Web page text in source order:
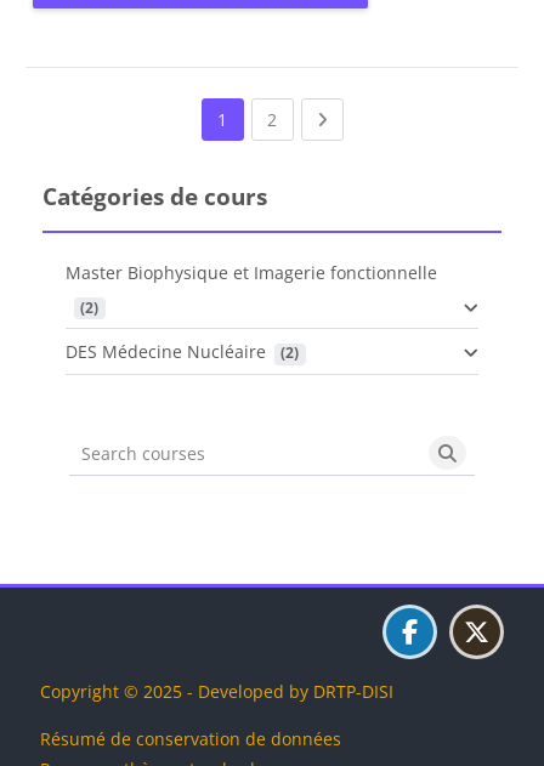
1 2 (current)Next page
Catégories de cours
Master Biophysique et Imagerie fonctionnelle
(2)
DES Médecine Nucléaire (2)
Search courses Search
Copyright © 2025 - Developed by DRTP-DISI
Résumé de conservation de données